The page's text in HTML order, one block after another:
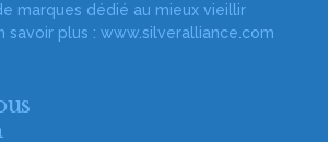
marques dédié au mieux vieillir
savoir plus : www.silveralliance.com